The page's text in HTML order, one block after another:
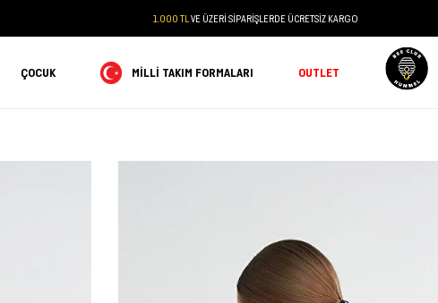
1.000 TL VE ÜZERİ SİPARİŞLERDE ÜCRETSİZ KARGO
ÇOCUK MILLI TAKIM FORMALARI OUTLET